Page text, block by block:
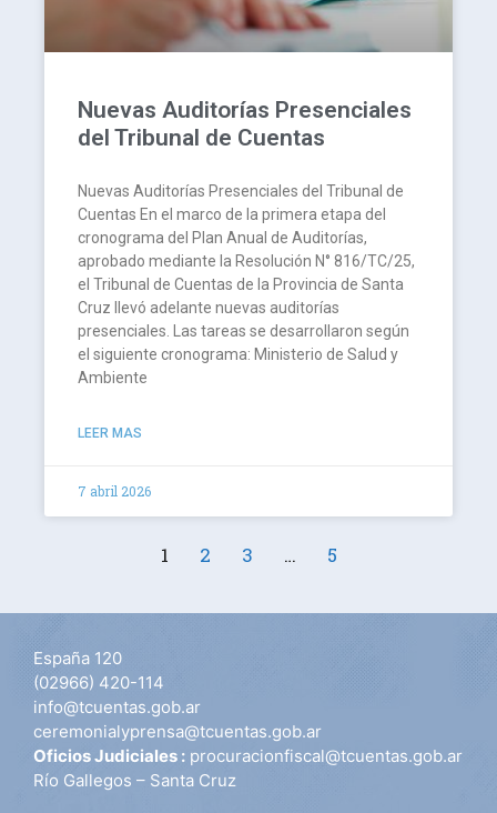
Nuevas Auditorías Presenciales
del Tribunal de Cuentas
Nuevas Auditorías Presenciales del Tribunal de
Cuentas En el marco de la primera etapa del
cronograma del Plan Anual de Auditorías,
aprobado mediante la Resolución N° 816/TC/25,
el Tribunal de Cuentas de la Provincia de Santa
Cruz llevó adelante nuevas auditorías
presenciales. Las tareas se desarrollaron según
el siguiente cronograma: Ministerio de Salud y
Ambiente
LEER MAS
7 abril 2026
1 2 3 … 5
España 120
(02966) 420-114
info@tcuentas.gob.ar
ceremonialyprensa@tcuentas.gob.ar
Oficios Judiciales : procuracionfiscal@tcuentas.gob.ar
Río Gallegos – Santa Cruz